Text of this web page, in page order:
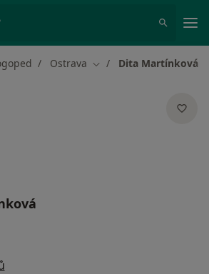
Ostrava Změna města
Dita Martínková